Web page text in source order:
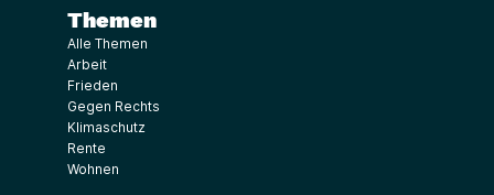
Themen
Alle Themen
Arbeit
Frieden
Gegen Rechts
Klimaschutz
Rente
Wohnen